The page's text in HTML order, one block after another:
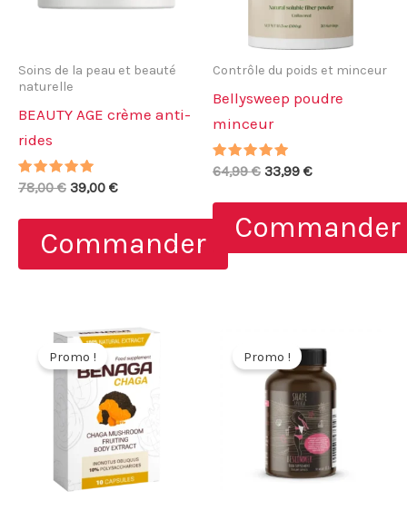
Soins de la peau et beauté
naturelle
BEAUTY AGE crème anti-
rides
Note
78,00€ Le
initial
était :
78,00 €.
39,00 €Le
actuel
est :
39,00 €.
Commander
Contrôle du poids et minceur
Bellysweep poudre
minceur
Note
64,99€ Le
initial
était :
64,99 €.
33,99 €Le
actuel
est :
33,99 €.
Commander
Promo ! Promo !